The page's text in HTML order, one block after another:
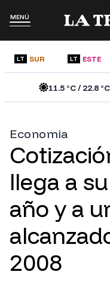
MENÚ
LT SUR LT ESTE
11.5°C /22.8°C
Economia
llega a
año y a
2008